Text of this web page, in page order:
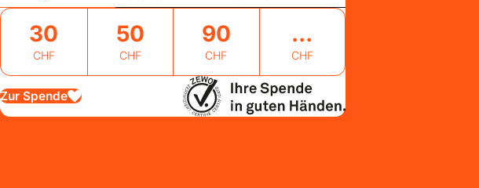
30
CHF
50
CHF
90
CHF CHF
Zur Spende